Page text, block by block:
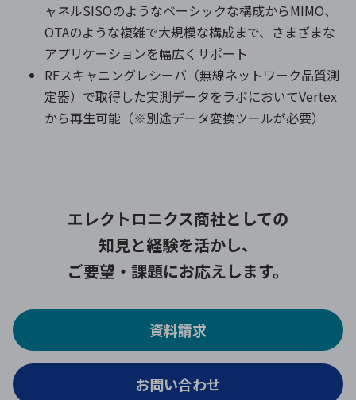
ャネルSISOのようなベーシックな構成からMIMO、
OTAのような複雑で大規模な構成まで、さまざまな
アプリケーションを幅広くサポート
RFスキャニングレシーバ（無線ネットワーク品質測
定器）で取得した実測データをラボにおいてVertex
から再生可能（※別途データ変換ツールが必要）
エレクトロニクス商社としての
知見と経験を活かし、
ご要望・課題にお応えします。
資料請求
お問い合わせ